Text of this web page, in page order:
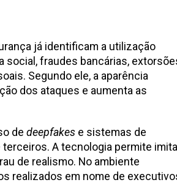
já identificam a utilização
social, fraudes bancárias,
Segundo ele, a aparência
dos ataques e aumenta as
de deepfakes e sistemas de
A tecnologia permite
de realismo. No ambiente
realizados em nome de